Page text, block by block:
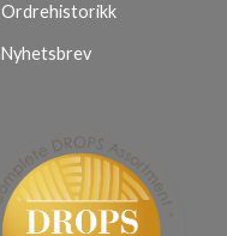
Ordrehistorikk
Nyhetsbrev